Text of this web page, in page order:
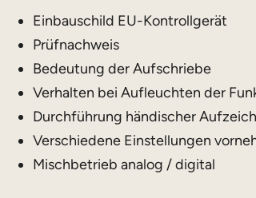
Einbauschild EU-Kontrollgerät
Prüfnachweis
Bedeutung der Aufschriebe
Verhalten bei Aufleuchten der
Durchführung händischer
Verschiedene Einstellungen
Mischbetrieb analog / digital